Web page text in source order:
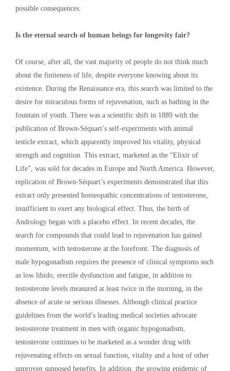
possible consequences.
Is the eternal search of human beings for longevity fair?
Of course, after all, the vast majority of people do not think much
about the finiteness of life, despite everyone knowing about its
existence. During the Renaissance era, this search was limited to the
desire for miraculous forms of rejuvenation, such as bathing in the
fountain of youth. There was a scientific shift in 1889 with the
publication of Brown-Séquart’s self-experiments with animal
testicle extract, which apparently improved his vitality, physical
strength and cognition. This extract, marketed as the “Elixir of
Life”, was sold for decades in Europe and North America. However,
replication of Brown-Séquart’s experiments demonstrated that this
extract only presented homeopathic concentrations of testosterone,
insufficient to exert any biological effect. Thus, the birth of
Andrology began with a placebo effect. In recent decades, the
search for compounds that could lead to rejuvenation has gained
momentum, with testosterone at the forefront. The diagnosis of
male hypogonadism requires the presence of clinical symptoms such
as low libido, erectile dysfunction and fatigue, in addition to
testosterone levels measured at least twice in the morning, in the
absence of acute or serious illnesses. Although clinical practice
guidelines from the world’s leading medical societies advocate
testosterone treatment in men with organic hypogonadism,
testosterone continues to be marketed as a wonder drug with
rejuvenating effects on sexual function, vitality and a host of other
unproven supposed benefits. In addition, the growing epidemic of